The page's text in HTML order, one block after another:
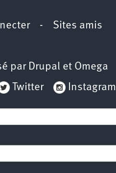
- Sites amis
par Drupal et Omega
Twitter Instagram